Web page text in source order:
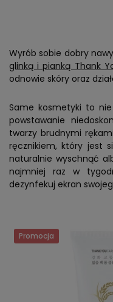
Wyrób sobie dobry
glinką i pianką Thank
odnowie skóry oraz
Same kosmetyki to
powstawanie
twarzy brudnymi
ręcznikiem, który jest
naturalnie wyschnąć
najmniej raz w
dezynfekuj ekran
Promocja